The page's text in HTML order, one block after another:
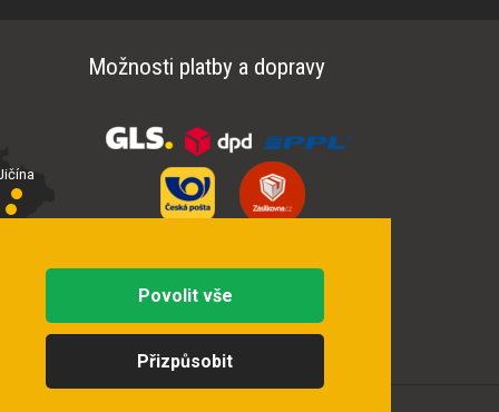
Možnosti platby a dopravy
Přizpůsobit
Povolit vše